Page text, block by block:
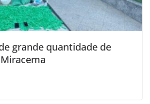
grande quantidade de